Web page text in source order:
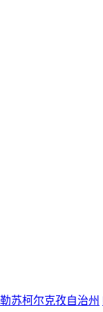
苏柯尔克孜自治州